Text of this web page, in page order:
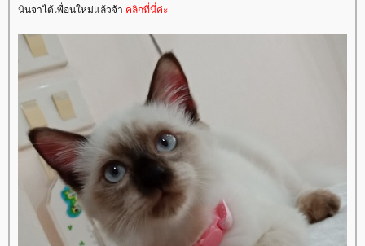
นินจาได้เพื่อนใหม่แล้วจ้า คลิกที่นี่ค่ะ